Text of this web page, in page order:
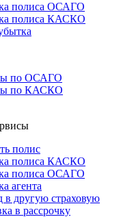
полиса ОСАГО
полиса КАСКО
по ОСАГО
по КАСКО
полис
полиса КАСКО
полиса ОСАГО
агента
в другую страховую
в рассрочку